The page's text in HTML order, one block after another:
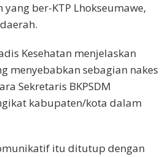
ber-KTP Lhokseumawe,
Kesehatan menjelaskan
menyebabkan sebagian nakes
Sekretaris BKPSDM
kabupaten/kota dalam
itu ditutup dengan